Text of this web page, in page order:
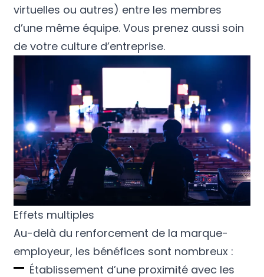
virtuelles ou autres) entre les membres
d’une même équipe. Vous prenez aussi soin
de votre culture d’entreprise.
Effets multiples
Au-delà du renforcement de la marque-
employeur, les bénéfices sont nombreux :
Établissement d’une proximité avec les